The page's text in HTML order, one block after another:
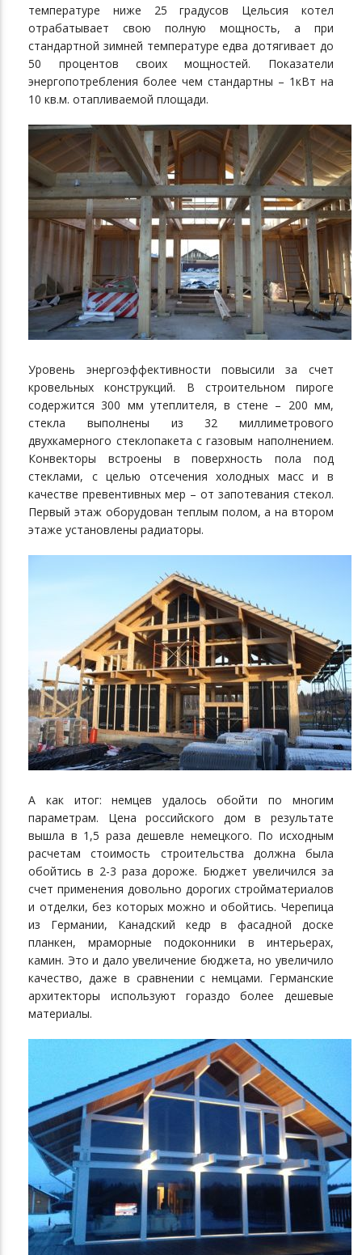
температуре ниже 25 градусов Цельсия котел
отрабатывает свою полную мощность, а при
стандартной зимней температуре едва дотягивает до
50 процентов своих мощностей. Показатели
энергопотребления более чем стандартны – 1кВт на
10 кв.м. отапливаемой площади.
Уровень энергоэффективности повысили за счет
кровельных конструкций. В строительном пироге
содержится 300 мм утеплителя, в стене – 200 мм,
стекла выполнены из 32 миллиметрового
двухкамерного стеклопакета с газовым наполнением.
Конвекторы встроены в поверхность пола под
стеклами, с целью отсечения холодных масс и в
качестве превентивных мер – от запотевания стекол.
Первый этаж оборудован теплым полом, а на втором
этаже установлены радиаторы.
А как итог: немцев удалось обойти по многим
параметрам. Цена российского дом в результате
вышла в 1,5 раза дешевле немецкого. По исходным
расчетам стоимость строительства должна была
обойтись в 2-3 раза дороже. Бюджет увеличился за
счет применения довольно дорогих стройматериалов
и отделки, без которых можно и обойтись. Черепица
из Германии, Канадский кедр в фасадной доске
планкен, мраморные подоконники в интерьерах,
камин. Это и дало увеличение бюджета, но увеличило
качество, даже в сравнении с немцами. Германские
архитекторы используют гораздо более дешевые
материалы.